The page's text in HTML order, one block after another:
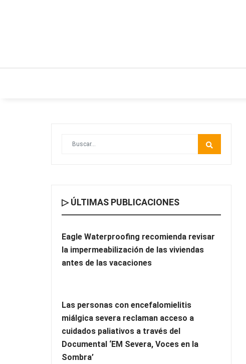
▷ ÚLTIMAS PUBLICACIONES
Eagle Waterproofing recomienda revisar
la impermeabilización de las viviendas
antes de las vacaciones
Las personas con encefalomielitis
miálgica severa reclaman acceso a
cuidados paliativos a través del
Documental ‘EM Severa, Voces en la
Sombra’